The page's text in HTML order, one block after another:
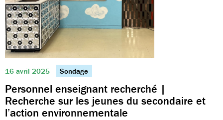
16 avril 2025 Sondage
Personnel enseignant recherché |
Recherche sur les jeunes du secondaire et
l’action environnementale